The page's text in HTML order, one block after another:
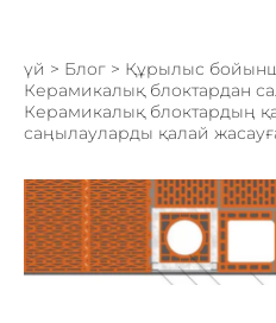
үй > Блог > Құрылыс
Керамикалық блоктардан
Керамикалық блоктардың
саңылауларды қалай